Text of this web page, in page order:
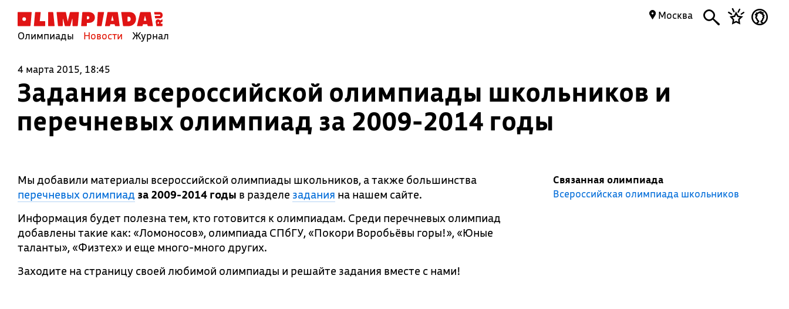
Олимпиады Новости Журнал
Москва
4 марта 2015, 18:45
Задания всероссийской олимпиады школьников и
перечневых олимпиад за 2009-2014 годы
Мы добавили материалы всероссийской олимпиады школьников, а также большинства
перечневых олимпиад за 2009-2014 годы в разделе задания на нашем сайте.
Информация будет полезна тем, кто готовится к олимпиадам. Среди перечневых олимпиад
добавлены такие как: «Ломоносов», олимпиада СПбГУ, «Покори Воробьёвы горы!», «Юные
таланты», «Физтех» и еще много-много других.
Заходите на страницу своей любимой олимпиады и решайте задания вместе с нами!
Связанная олимпиада
Всероссийская олимпиада школьников